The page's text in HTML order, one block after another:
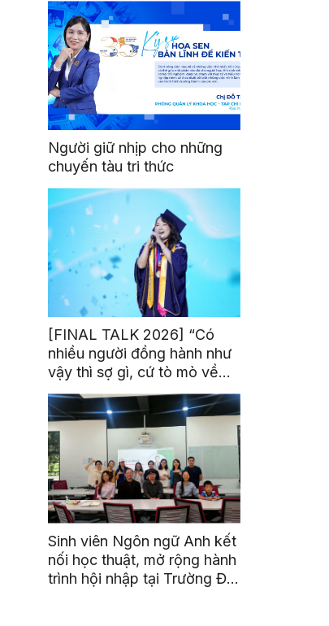
Người giữ nhịp cho những
chuyến tàu tri thức
[FINAL TALK 2026] “Có
nhiều người đồng hành như
vậy thì sợ gì, cứ tò mò về
thế giới thôi”
Sinh viên Ngôn ngữ Anh kết
nối học thuật, mở rộng hành
trình hội nhập tại Trường Đại